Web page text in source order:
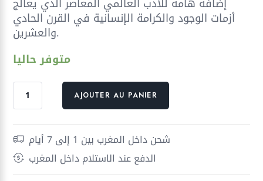
أزمات الوجود والكرامة الإنسانية في القرن الحادي
والعشرين.
متوفر حاليا
quantité
de
الجوقة
AJOUTER AU PANIER
شحن داخل المغرب بين 1 إلى 7 أيام
الدفع عند الاستلام داخل المغرب